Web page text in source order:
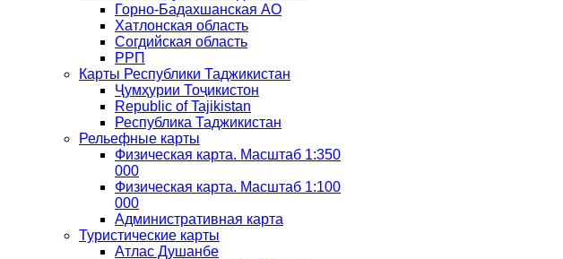
Горно-Бадахшанская АО
Хатлонская область
Согдийская область
РРП
Карты Республики Таджикистан
Ҷумҳурии Тоҷикистон
Republic of Tajikistan
Республика Таджикистан
Рельефные карты
Физическая карта. Масштаб 1:350
000
Физическая карта. Масштаб 1:100
000
Административная карта
Туристические карты
Атлас Душанбе